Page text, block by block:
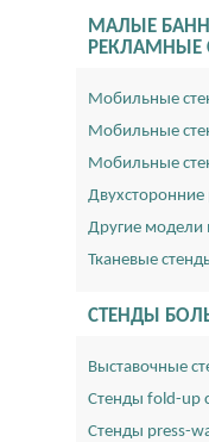
МАЛЫЕ
РЕКЛАМНЫЕ
Мобильные
Мобильные
Мобильные
Другие модели
Тканевые
СТЕНДЫ
Выставочные
Стенды fold-up
Стенды press-